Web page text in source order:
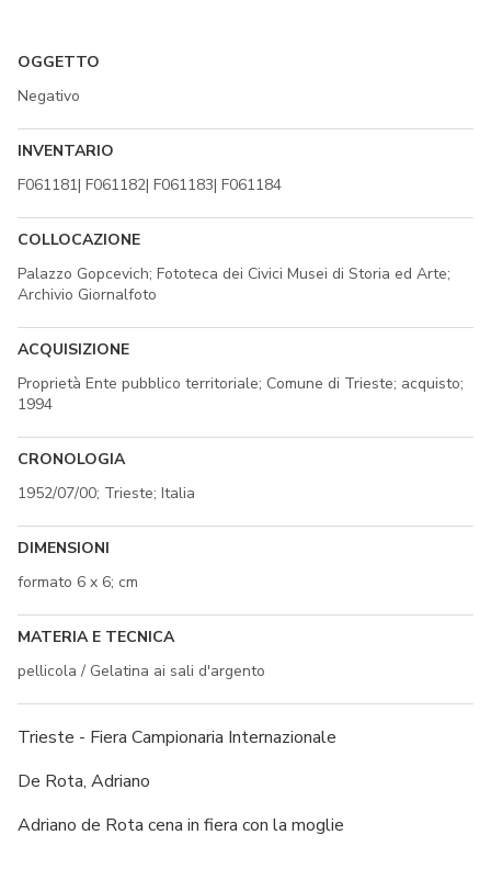
OGGETTO
Negativo
INVENTARIO
F061181| F061182| F061183| F061184
COLLOCAZIONE
Palazzo Gopcevich; Fototeca dei Civici Musei di Storia ed Arte;
Archivio Giornalfoto
ACQUISIZIONE
Proprietà Ente pubblico territoriale; Comune di Trieste; acquisto;
1994
CRONOLOGIA
1952/07/00; Trieste; Italia
DIMENSIONI
formato 6 x 6; cm
MATERIA E TECNICA
pellicola / Gelatina ai sali d'argento
Trieste - Fiera Campionaria Internazionale
De Rota, Adriano
Adriano de Rota cena in fiera con la moglie